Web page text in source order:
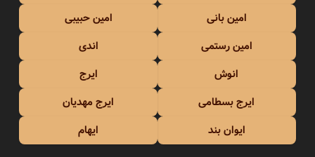
امین بانی
امین حبیبی
امین رستمی
اندی
انوش
ایرج
ایرج بسطامی
ایرج مهدیان
ایوان بند
ایهام